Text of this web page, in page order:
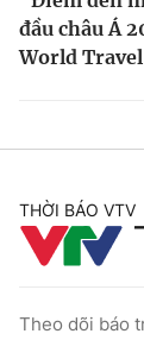
đầu châu Á
World
THỜI BÁO VTV
Theo dõi báo